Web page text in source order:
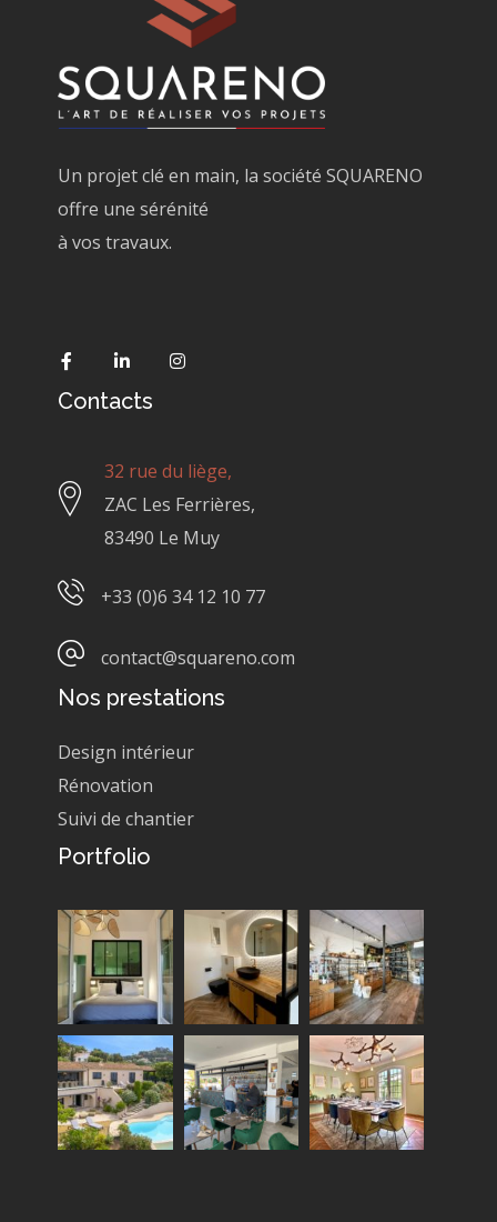
Un projet clé en main, la société SQUARENO
offre une sérénité
à vos travaux.
Contacts
32 rue du liège,
ZAC Les Ferrières,
83490 Le Muy
+33 (0)6 34 12 10 77
contact@squareno.com
Nos prestations
Design intérieur
Rénovation
Suivi de chantier
Portfolio